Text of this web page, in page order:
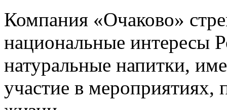
Компания «Очаково»
национальные интересы
натуральные напитки,
участие в мероприятиях,